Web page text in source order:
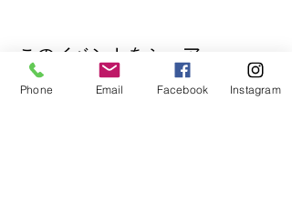
このイベントをシェア
Phone Email Facebook Instagram